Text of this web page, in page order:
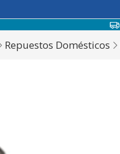
Repuestos Domésticos